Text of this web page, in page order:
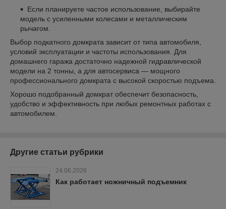
Если планируете частое использование, выбирайте
модель с усиленными колесами и металлическим
рычагом.
Выбор подкатного домкрата зависит от типа автомобиля,
условий эксплуатации и частоты использования. Для
домашнего гаража достаточно надежной гидравлической
модели на 2 тонны, а для автосервиса — мощного
профессионального домкрата с высокой скоростью подъема.
Хорошо подобранный домкрат обеспечит безопасность,
удобство и эффективность при любых ремонтных работах с
автомобилем.
Другие статьи рубрики
24.06.2026
Как работает ножничный подъемник